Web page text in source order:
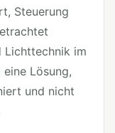
Steuerung
Lichttechnik im
Lösung,
und nicht